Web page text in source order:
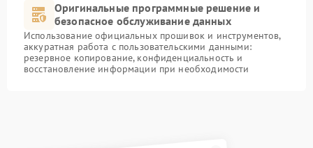
Оригинальные программные решение и
безопасное обслуживание данных
Использование официальных прошивок и инструментов,
аккуратная работа с пользовательскими данными:
резервное копирование, конфиденциальность и
восстановление информации при необходимости